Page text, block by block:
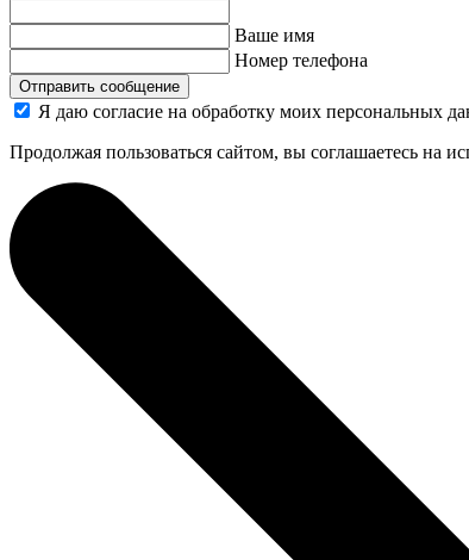
Ваше имя
Номер телефона
Отправить сообщение
Я даю согласие на обработку моих персональных
Продолжая пользоваться сайтом, вы соглашаетесь на